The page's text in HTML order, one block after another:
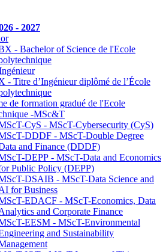
- 2027
- Bachelor of Science de l'Ecole
- Titre d’Ingénieur diplômé de l’École
de formation gradué de l'Ecole
-MSc&T
CyS - MScT-Cybersecurity (CyS)
DDDF - MScT-Double Degree
and Finance (DDDF)
DEPP - MScT-Data and Economics
Public Policy (DEPP)
DSAIB - MScT-Data Science and
for Business
EDACF - MScT-Economics, Data
and Corporate Finance
EESM - MScT-Environmental
and Sustainability